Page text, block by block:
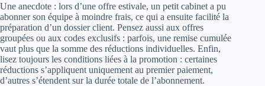
Une anecdote : lors d’une offre estivale, un petit cabinet a pu
abonner son équipe à moindre frais, ce qui a ensuite facilité la
préparation d’un dossier client. Pensez aussi aux offres
groupées ou aux codes exclusifs : parfois, une remise cumulée
vaut plus que la somme des réductions individuelles. Enfin,
lisez toujours les conditions liées à la promotion : certaines
réductions s’appliquent uniquement au premier paiement,
d’autres s’étendent sur la durée totale de l’abonnement.